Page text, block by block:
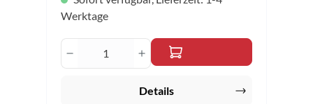
Werktage
Produkt Anzahl: Gib den
Details